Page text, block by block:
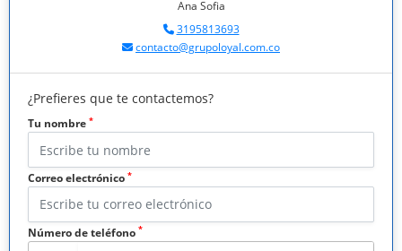
Ana Sofia
3195813693
contacto@grupoloyal.com.co
¿Prefieres que te contactemos?
Tu nombre *
Correo electrónico *
Número de teléfono *